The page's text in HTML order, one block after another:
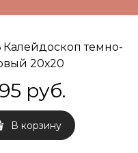
Калейдоскоп темно-
20х20
руб.
В корзину